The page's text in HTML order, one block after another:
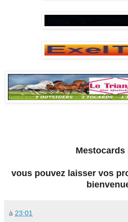
Mestocards
vous pouvez laisser vos
à 23:01